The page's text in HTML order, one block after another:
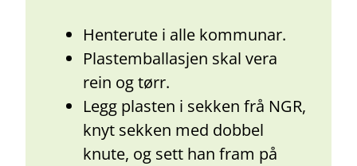
Henterute i alle kommunar.
Plastemballasjen skal vera
rein og tørr.
Legg plasten i sekken frå NGR,
knyt sekken med dobbel
knute, og sett han fram på